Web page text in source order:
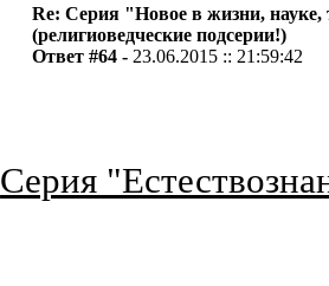
Re: Серия "Новое в жизни, науке,
(религиоведческие подсерии!)
Ответ #64 - 23.06.2015 :: 21:59:42
Серия